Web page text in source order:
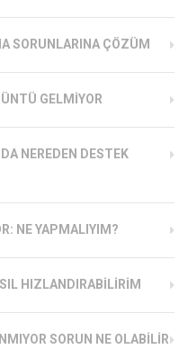
SORUNLARINA ÇÖZÜM
GELMIYOR
NEREDEN DESTEK
NE YAPMALIYIM?
HIZLANDIRABILIRIM
SORUN NE OLABILIR